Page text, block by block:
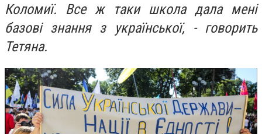
Коломиї. Все ж таки школа дала мені
базові знання з української, - говорить
Тетяна.